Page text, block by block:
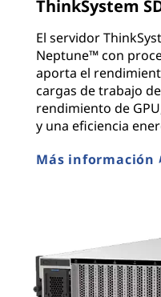
ThinkSystem
El servidor
Neptune™ con
aporta el
cargas de trabajo
rendimiento de
y una eficiencia
Más información